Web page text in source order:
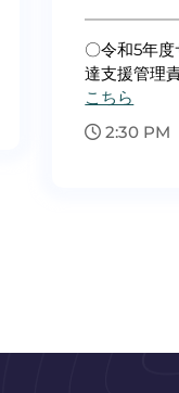
〇令和5年
達支援管理
こちら
2:30 PM